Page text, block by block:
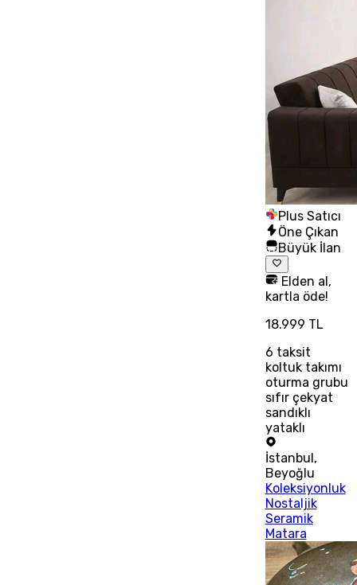
Plus Satıcı
Öne Çıkan
Büyük İlan
Elden al,
kartla öde!
18.999 TL
6 taksit
koltuk takımı
oturma grubu
sıfır çekyat
sandıklı
yataklı
İstanbul ,
Beyoğlu
Koleksiyonluk
Nostaljik
Seramik
Matara